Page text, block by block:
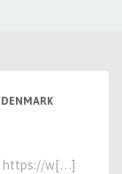
https://w[…]